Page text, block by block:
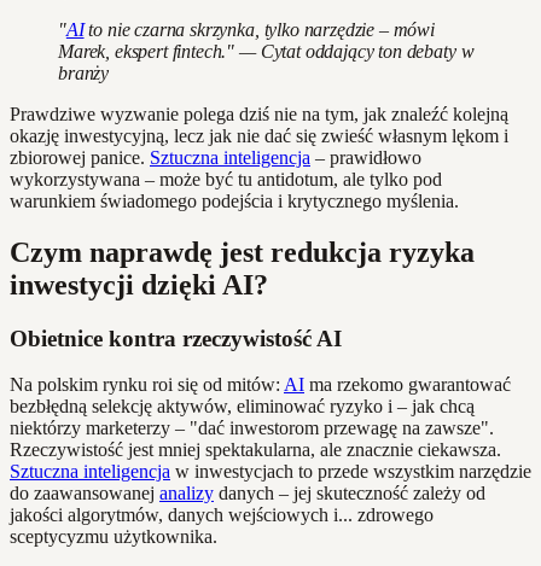
"AIto nie czarna skrzynka, tylko narzędzie – mówi
Marek, ekspert fintech." — Cytat oddający ton debaty w
branży
Prawdziwe wyzwanie polega dziś nie na tym, jak znaleźć kolejną
okazję inwestycyjną, lecz jak nie dać się zwieść własnym lękom i
zbiorowej panice. Sztuczna inteligencja – prawidłowo
wykorzystywana – może być tu antidotum, ale tylko pod
warunkiem świadomego podejścia i krytycznego myślenia.
Czym naprawdę jest redukcja ryzyka
inwestycji dzięki AI?
Obietnice kontra rzeczywistość AI
Na polskim rynku roi się od mitów: AI ma rzekomo gwarantować
bezbłędną selekcję aktywów, eliminować ryzyko i – jak chcą
niektórzy marketerzy – "dać inwestorom przewagę na zawsze".
Rzeczywistość jest mniej spektakularna, ale znacznie ciekawsza.
Sztuczna inteligencja w inwestycjach to przede wszystkim narzędzie
do zaawansowanej analizy danych – jej skuteczność zależy od
jakości algorytmów, danych wejściowych i... zdrowego
sceptycyzmu użytkownika.